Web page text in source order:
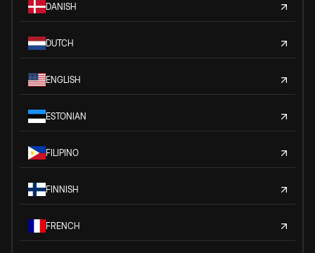
DANISH
DUTCH
ENGLISH
ESTONIAN
FILIPINO
FINNISH
FRENCH